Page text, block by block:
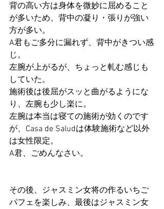
背の高い方は身体を微妙に屈めること
が多いため、背中の凝り・張りが強い
方が多い。
A君もご多分に漏れず、背中がきつい感
じ。
左腕が上がるが、ちょっと軋む感じも
していた。
施術後は後屈がスッと曲がるようにな
り、左腕も少し楽に。
左腕は本当は寝ての施術が効くのです
が、Casa de Saludは体験施術など以外
は女性限定。
A君、ごめんなさい。
その後、ジャスミン女将の作るいちご
パフェを楽しみ、最後はジャスミン女